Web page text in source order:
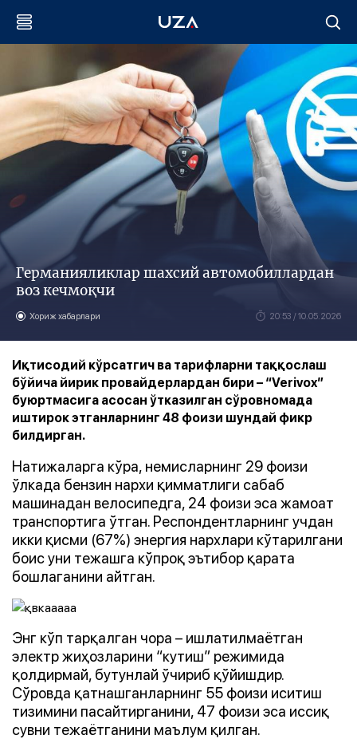
Германияликлар шахсий автомобиллардан
воз кечмоқчи
Хориж хабарлари 20:53 / 10.05.2026
Иқтисодий кўрсатгич ва тарифларни таққослаш
бўйича йирик провайдерлардан бири – “Verivox”
буюртмасига асосан ўтказилган сўровномада
иштирок этганларнинг 48 фоизи шундай фикр
билдирган.
Натижаларга кўра, немисларнинг 29 фоизи
ўлкада бензин нархи қимматлиги сабаб
машинадан велосипедга, 24 фоизи эса жамоат
транспортига ўтган. Респондентларнинг учдан
икки қисми (67%) энергия нархлари кўтарилгани
боис уни тежашга кўпроқ эътибор қарата
бошлаганини айтган.
Энг кўп тарқалган чора – ишлатилмаётган
электр жиҳозларини “кутиш” режимида
қолдирмай, бутунлай ўчириб қўйишдир.
Сўровда қатнашганларнинг 55 фоизи иситиш
тизимини пасайтирганини, 47 фоизи эса иссиқ
сувни тежаётганини маълум қилган.